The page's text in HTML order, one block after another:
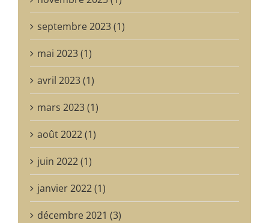
septembre 2023 (1)
mai 2023 (1)
avril 2023 (1)
mars 2023 (1)
août 2022 (1)
juin 2022 (1)
janvier 2022 (1)
décembre 2021 (3)